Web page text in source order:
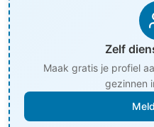
Zelf
Maak gratis je profiel
gezinnen